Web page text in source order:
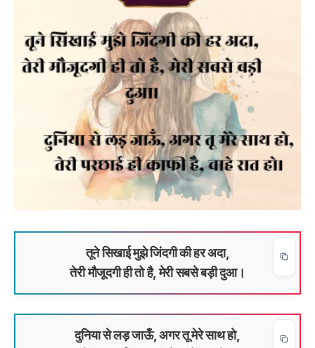
तूने सिखाई मुझे जिंदगी की हर अदा,
तेरी मौजूदगी ही तो है, मेरी सबसे बड़ी दुआ।
दुनिया से लड़ जाऊँ, अगर तू मेरे साथ हो,